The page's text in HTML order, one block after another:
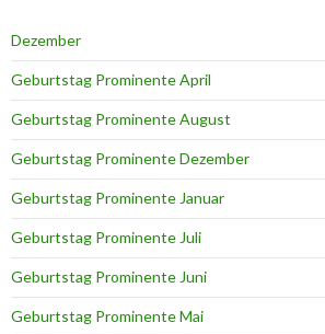
Dezember
Geburtstag Prominente April
Geburtstag Prominente August
Geburtstag Prominente Dezember
Geburtstag Prominente Januar
Geburtstag Prominente Juli
Geburtstag Prominente Juni
Geburtstag Prominente Mai